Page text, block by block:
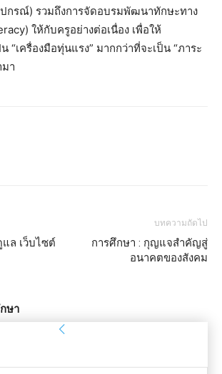
ปกรณ์) รวมถึงการจัดอบรมพัฒนาทักษะทาง
ให้กับครูอย่างต่อเนื่อง เพื่อให้
“เครื่องมือทุ่นแรง” มากกว่าที่จะเป็น “ภาระ
มา
แล เว็บไซต์
บทความถัดไป
การศึกษา : กุญแจสำคัญสู่
อนาคตของสังคม
ษา